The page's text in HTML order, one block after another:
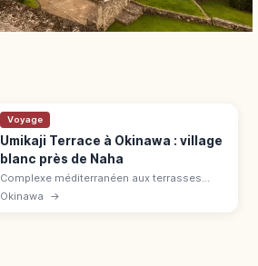
Voyage
Umikaji Terrace à Okinawa : village
blanc près de Naha
Complexe méditerranéen aux terrasses
blanches sur l'île Senagajima, Okinawa.
Okinawa →